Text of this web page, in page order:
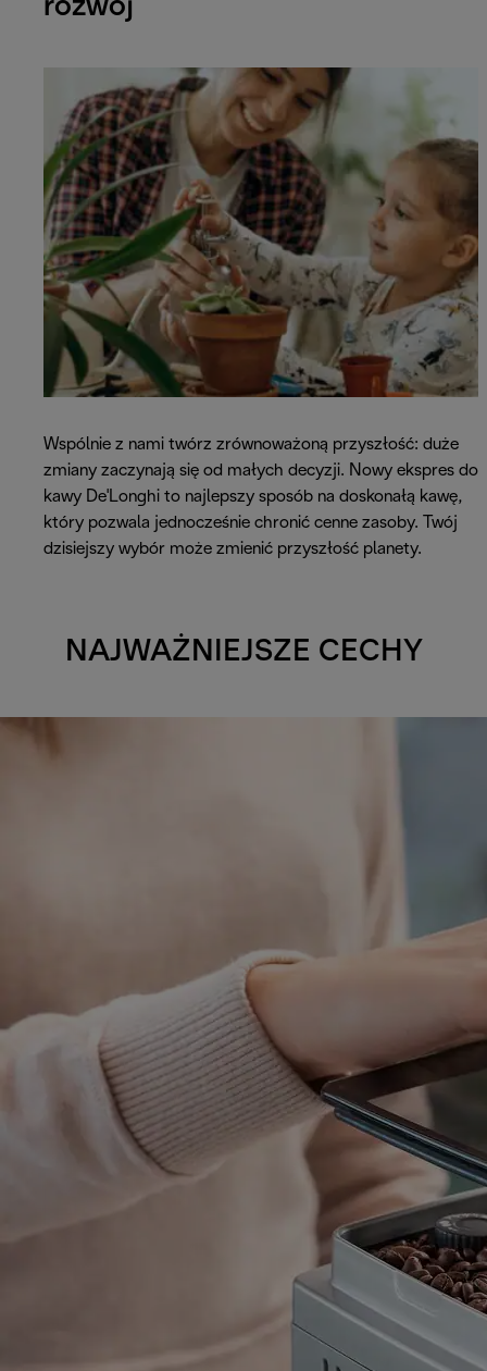
rozwój
Wspólnie z nami twórz zrównoważoną przyszłość: duże
zmiany zaczynają się od małych decyzji. Nowy ekspres do
kawy De'Longhi to najlepszy sposób na doskonałą kawę,
który pozwala jednocześnie chronić cenne zasoby. Twój
dzisiejszy wybór może zmienić przyszłość planety.
NAJWAŻNIEJSZE CECHY